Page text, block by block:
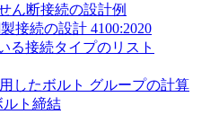
ん断接続の設計例
接続の設計 4100:2020
る接続タイプのリスト
したボルト グループの計算
ルト締結